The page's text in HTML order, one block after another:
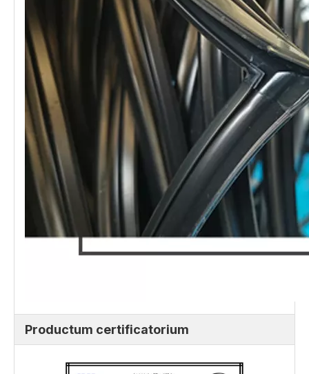
Productum certificatorium